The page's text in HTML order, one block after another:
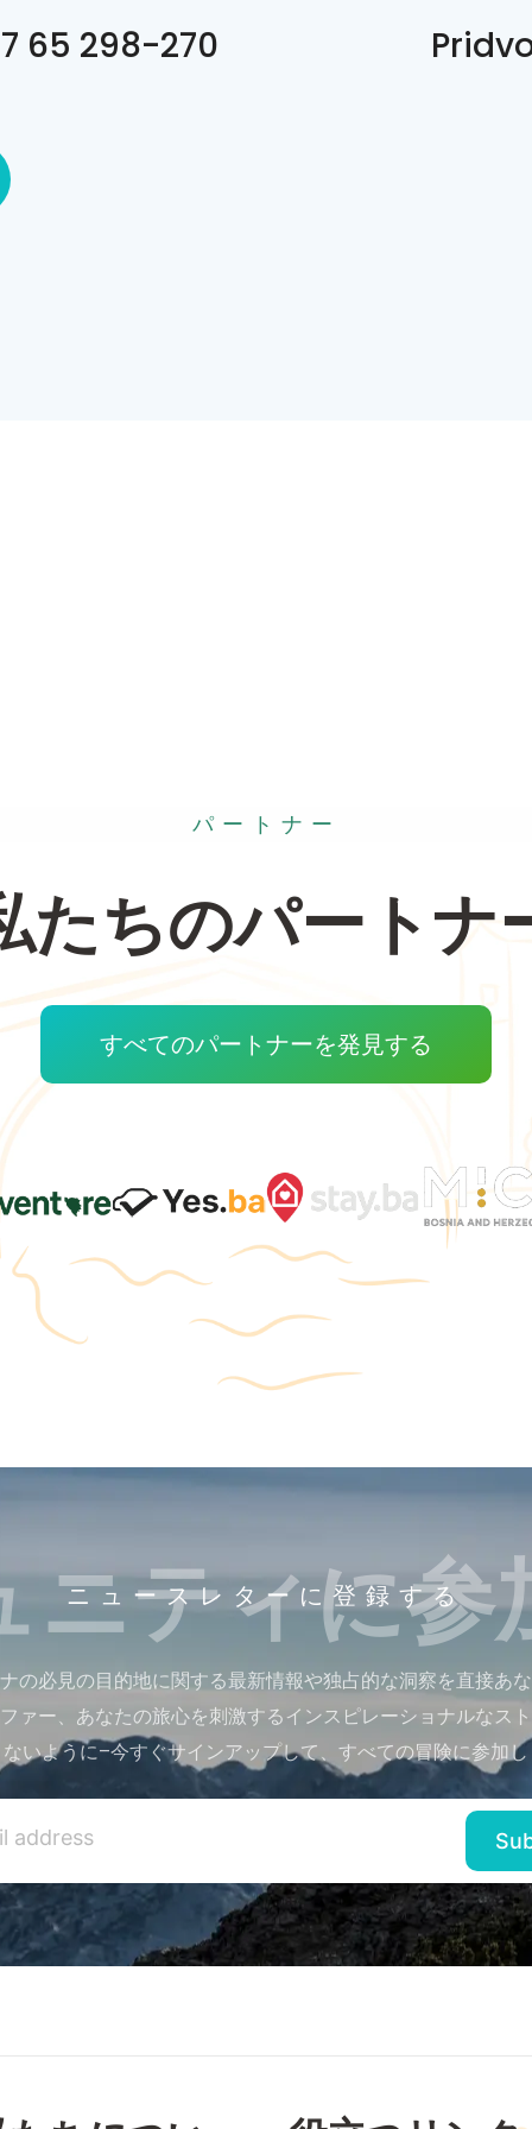
65 298-270
パートナー
たちのパートナ
すべてのパートナーを発見する
ニュースレターに登録する
ニティに参
の必見の目的地に関する最新情報や独占的な洞察を直接あ
ァー、あなたの旅心を刺激するインスピレーショナルなス
いように–今すぐサインアップして、すべての冒険に参加